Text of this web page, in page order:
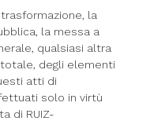
la
la messa a
qualsiasi altra
degli elementi
atti di
solo in virtù
di RUIZ-